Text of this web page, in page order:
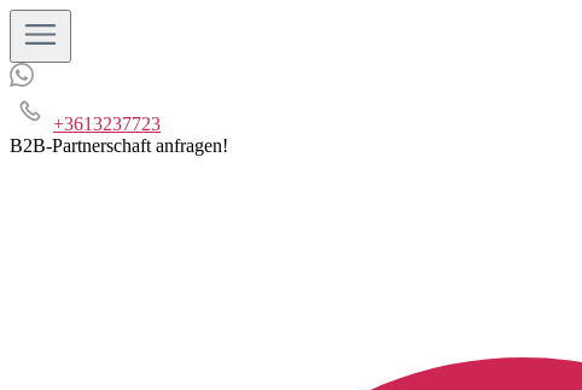
+3613237723
B2B-Partnerschaft anfragen!